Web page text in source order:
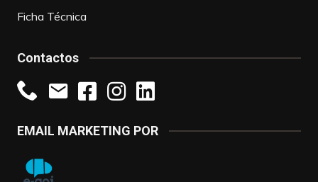
Ficha Técnica
Contactos
EMAIL MARKETING POR